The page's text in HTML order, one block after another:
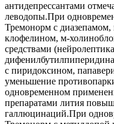
антидепрессантами
леводопы.При
Тремонорм с
клофелином, м-
средствами
с пиридоксином,
уменьшение
одновременном
препаратами лития
галлюцинаций.При